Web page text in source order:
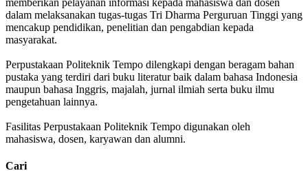
memberikan pelayanan informasi kepada mahasiswa dan dosen
dalam melaksanakan tugas-tugas Tri Dharma Perguruan Tinggi yang
mencakup pendidikan, penelitian dan pengabdian kepada
masyarakat.
Perpustakaan Politeknik Tempo dilengkapi dengan beragam bahan
pustaka yang terdiri dari buku literatur baik dalam bahasa Indonesia
maupun bahasa Inggris, majalah, jurnal ilmiah serta buku ilmu
pengetahuan lainnya.
Fasilitas Perpustakaan Politeknik Tempo digunakan oleh
mahasiswa, dosen, karyawan dan alumni.
Cari